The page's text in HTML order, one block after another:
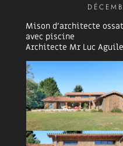
Mison d’architecte
avec piscine
Architecte Mr Luc